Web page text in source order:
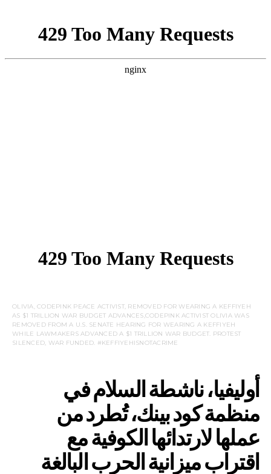
OLIVIA, CODEPINK PEACE ACTIVIST, REMOVED FOR WEARING A KEFFIYEH
AS $1 TRILLION WAR BUDGET ADVANCES,CODEPINK ACTIVIST OLIVIA WAS
REMOVED FROM A U.S. SENATE HEARING FOR WEARING A KEFFIYEH
WHILE LAWMAKERS ADVANCED A $1 TRILLION WAR BUDGET. PROTEST
SILENCED, WAR FUNDED. #KEFFIYEHISNOTACRIME